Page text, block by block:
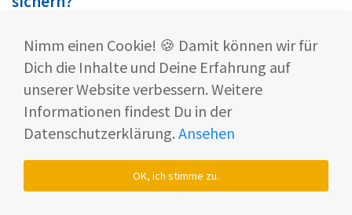
Angebotesind die perfekte Gelegenheit, um
einen hochwertigen Saug- und Wischroboter zu
einem unschlagbaren Preis zu erwerben.
Egal, welches Modell am besten zu Dir passt – Du
profitierst von satten Rabatten und modernster
Nimm einen Cookie! 🍪 Damit können wir für
Dich die Inhalte und Deine Erfahrung auf
unserer Website verbessern. Weitere
Informationen findest Du in der
Datenschutzerklärung. Ansehen
OK, ich stimme zu.